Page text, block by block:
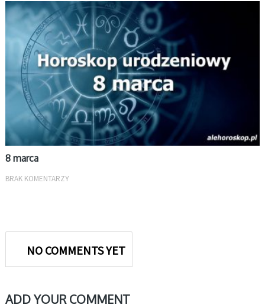
MARZEC
8 marca
BRAK KOMENTARZY
NO COMMENTS YET
ADD YOUR COMMENT